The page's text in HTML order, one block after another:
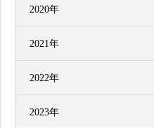
2020年
2021年
2022年
2023年